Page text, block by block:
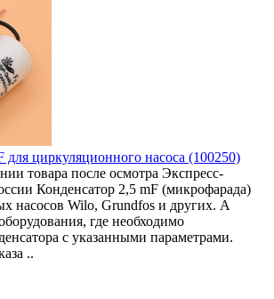
для циркуляционного насоса (100250)
товара после осмотра Экспресс-
Конденсатор 2,5 mF (микрофарада)
насосов Wilo, Grundfos и других. А
где необходимо
с указанными параметрами.
..